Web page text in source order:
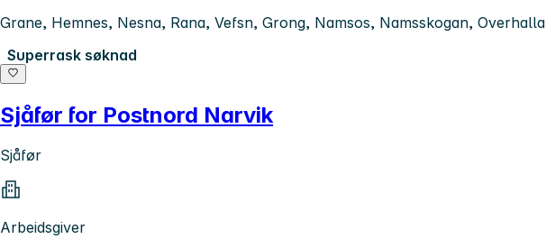
Grane, Hemnes, Nesna, Rana, Vefsn, Grong, Namsos, Namsskogan, Overhalla
Superrask søknad
Sjåfør for Postnord Narvik
Sjåfør
Arbeidsgiver